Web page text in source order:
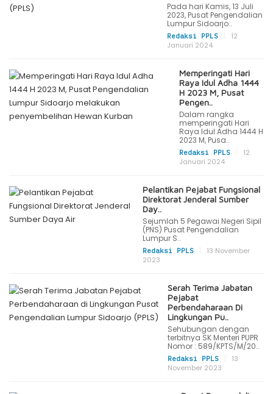
Pada hari Kamis, 13 Juli
2023, Pusat Pengendalian
Lumpur Sidoarjo..
Redaksi PPLS
12
Januari 2024
Memperingati Hari
Raya Idul Adha 1444
H 2023 M, Pusat
Pengen..
Dalam rangka
memperingati Hari
Raya Idul Adha 1444 H
2023 M, Pusa..
Redaksi PPLS
12
Januari 2024
Pelantikan Pejabat Fungsional
Direktorat Jenderal Sumber
Day..
Sejumlah 5 Pegawai Negeri Sipil
(PNS) Pusat Pengendalian
Lumpur S..
Redaksi PPLS
13 November
2023
Serah Terima Jabatan
Pejabat
Perbendaharaan Di
Lingkungan Pu..
Sehubungan dengan
terbitnya SK Menteri PUPR
Nomor : 589/KPTS/M/20..
Redaksi PPLS
13
November 2023